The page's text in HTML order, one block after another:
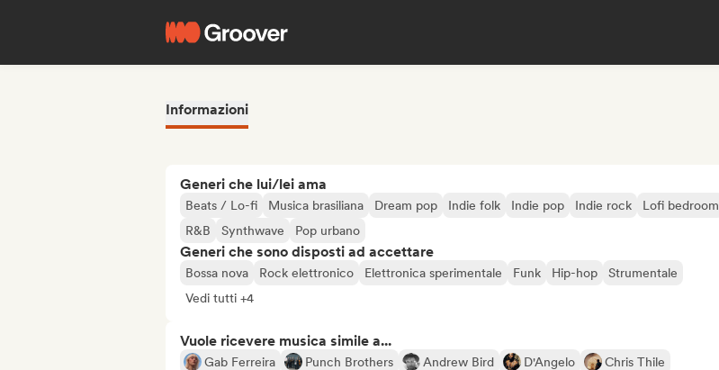
Informazioni
Generi che lui/lei ama
Beats / Lo-fi Musica brasiliana Dream pop Indie folk Indie pop Indie rock
Lofi bedroom
R&B
Synthwave Pop urbano
Generi che sono disposti ad accettare
Bossa nova Rock elettronico Elettronica sperimentale Funk Hip-hop
Strumentale
Vedi tutti +4
Vuole ricevere musica simile a...
Gab Ferreira Punch Brothers Andrew Bird D'Angelo
Chris Thile